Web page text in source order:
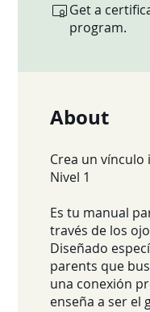
Get a
program.
About
Crea un
Nivel 1
Es tu manual
través de los
Diseñado
parents que
una conexión
enseña a ser el